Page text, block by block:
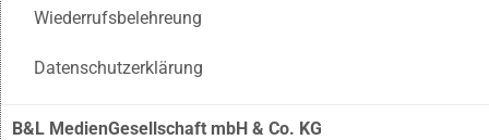
Wiederrufsbelehreung
Datenschutzerklärung
B&L MedienGesellschaft mbH & Co. KG